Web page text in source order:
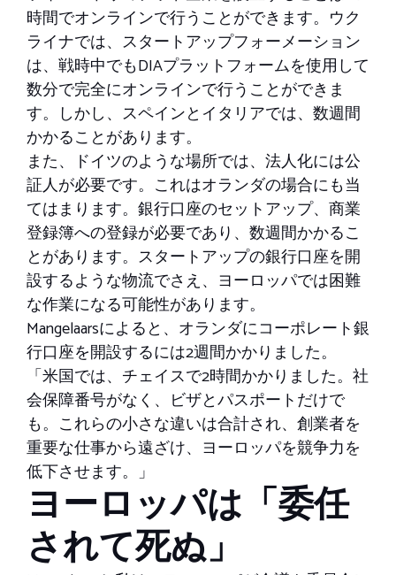
時間でオンラインで行うことができます。ウク
ライナでは、スタートアップフォーメーション
は、戦時中でもDIAプラットフォームを使用して
数分で完全にオンラインで行うことができま
す。しかし、スペインとイタリアでは、数週間
かかることがあります。
また、ドイツのような場所では、法人化には公
証人が必要です。これはオランダの場合にも当
てはまります。銀行口座のセットアップ、商業
登録簿への登録が必要であり、数週間かかるこ
とがあります。スタートアップの銀行口座を開
設するような物流でさえ、ヨーロッパでは困難
な作業になる可能性があります。
Mangelaarsによると、オランダにコーポレート銀
行口座を開設するには2週間かかりました。
「米国では、チェイスで2時間かかりました。社
会保障番号がなく、ビザとパスポートだけで
も。これらの小さな違いは合計され、創業者を
重要な仕事から遠ざけ、ヨーロッパを競争力を
低下させます。」
ヨーロッパは「委任
されて死ぬ」